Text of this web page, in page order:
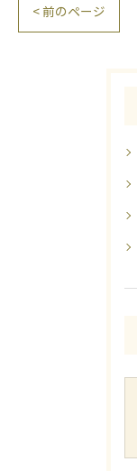
< 前のページ